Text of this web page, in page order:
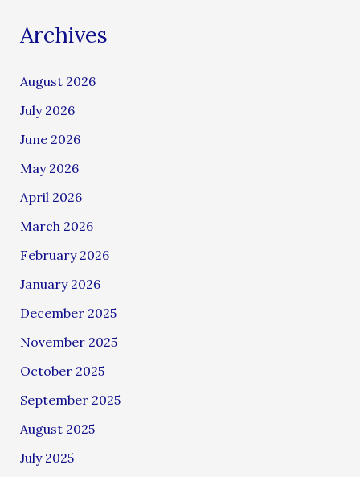
Archives
August 2026
July 2026
June 2026
May 2026
April 2026
March 2026
February 2026
January 2026
December 2025
November 2025
October 2025
September 2025
August 2025
July 2025